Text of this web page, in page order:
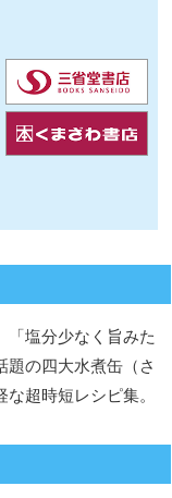
「塩分少なく旨みた
題の四大水煮缶（さ
超時短レシピ集。